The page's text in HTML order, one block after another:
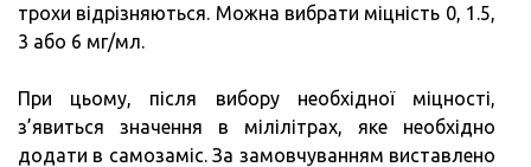
трохи відрізняються. Можна вибрати міцність 0, 1.5,
3 або 6 мг/мл.
При цьому, після вибору необхідної міцності,
з’явиться значення в мілілітрах, яке необхідно
додати в самозаміс. За замовчуванням виставлено